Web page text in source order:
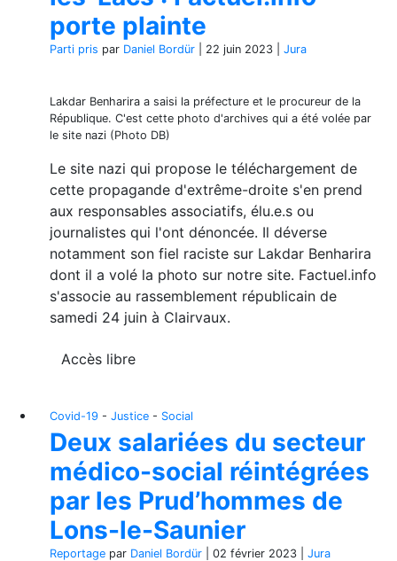
porte plainte
Parti pris par Daniel Bordür 22 juin 2023 Jura
Lakdar Benharira a saisi la préfecture et le procureur de la
République. C'est cette photo d'archives qui a été volée par
le site nazi (Photo DB)
Le site nazi qui propose le téléchargement de
cette propagande d'extrême-droite s'en prend
aux responsables associatifs, élu.e.s ou
journalistes qui l'ont dénoncée. Il déverse
notamment son fiel raciste sur Lakdar Benharira
dont il a volé la photo sur notre site. Factuel.info
s'associe au rassemblement républicain de
samedi 24 juin à Clairvaux.
Accès libre
Covid-19 - Justice - Social
Deux salariées du secteur
médico-social réintégrées
par les Prud’hommes de
Lons-le-Saunier
Reportage par Daniel Bordür 02 février 2023 Jura